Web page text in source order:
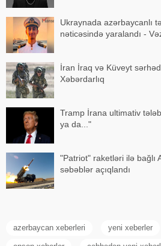
Ukraynada azərbaycanlı
nəticəsində yaralandı -
İran İraq və Küveyt
Xəbərdarlıq
Tramp İrana ultimativ
ya da..."
"Patriot" raketləri ilə bağlı
səbəblər açıqlandı
azerbaycan xeberleri yeni xeberler